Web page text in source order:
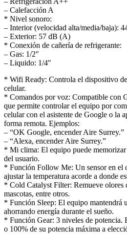
– Calefacción A
* Nivel sonoro:
– Interior (velocidad alta/media/baja):
– Exterior: 57 dB (A)
* Conexión de cañería de refrigerante:
– Gas: 1/2″
– Liquido: 1/4″
* Wifi Ready: Controla el dispositivo
celular.
* Comandos por voz: Compatible con
que permite controlar el equipo por
celular con el asistente de Google o la
forma remota. Ejemplos:
– “OK Google, encender Aire Surrey.”
– “Alexa, encender Aire Surrey.”
* Mi clima: El equipo puede
del usuario.
* Función Follow Me: Un sensor en el
ajustar la temperatura acorde a donde
* Cold Catalyst Filter: Remueve olores
mascotas, entre otros.
* Función Sleep: El equipo mantendrá
ahorrando energía durante el sueño.
* Función Gear: 3 niveles de potencia.
o 100% de su potencia máxima a